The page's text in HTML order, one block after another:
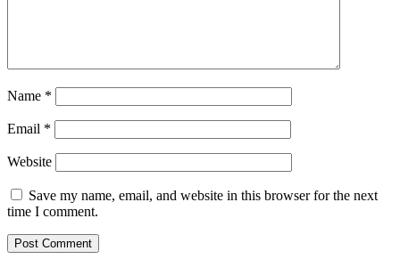
Name *
Email *
Website
Save my name, email, and website in this browser for the next
time I comment.